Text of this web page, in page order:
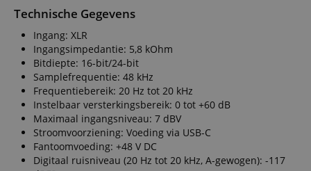
Technische Gegevens
Ingang: XLR
Ingangsimpedantie: 5,8 kOhm
Bitdiepte: 16-bit/24-bit
Samplefrequentie: 48 kHz
Frequentiebereik: 20 Hz tot 20 kHz
Instelbaar versterkingsbereik: 0 tot +60 dB
Maximaal ingangsniveau: 7 dBV
Stroomvoorziening: Voeding via USB-C
Fantoomvoeding: +48 V DC
Digitaal ruisniveau (20 Hz tot 20 kHz, A-gewogen): -117